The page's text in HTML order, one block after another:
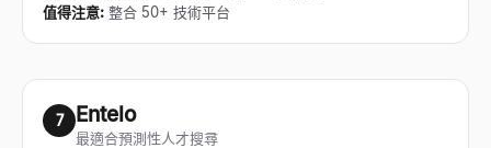
值得注意: 整合 50+ 技術平台
7 Entelo
最適合預測性人才搜尋